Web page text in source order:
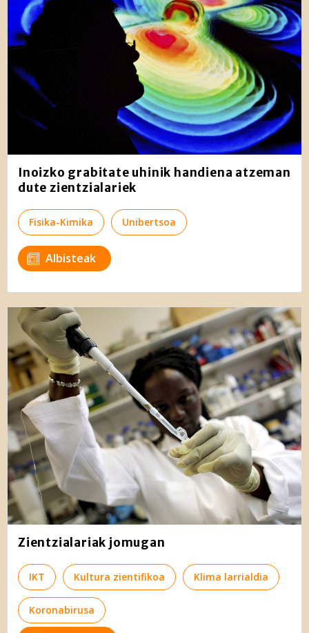
Inoizko grabitate uhinik handiena atzeman
dute zientzialariek
Fisika-Kimika Unibertsoa
Albisteak
Zientzialariak jomugan
IKT Kultura zientifikoa Klima larrialdia
Koronabirusa